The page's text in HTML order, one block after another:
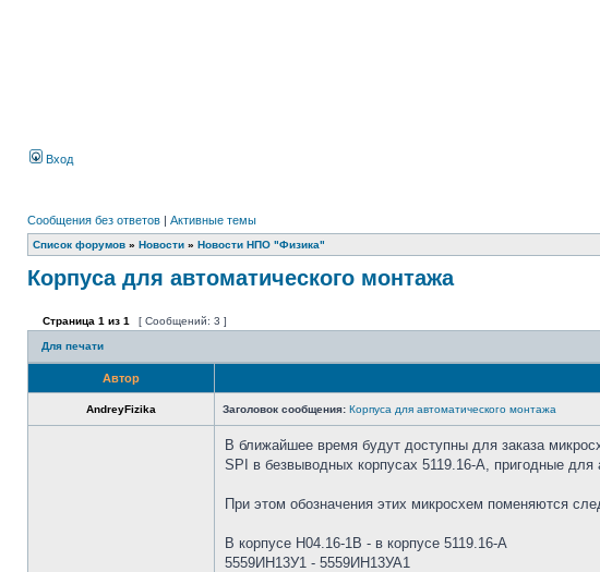
Вход
Сообщения без ответов | Активные темы
Список форумов » Новости » Новости НПО "Физика"
Корпуса для автоматического монтажа
Страница 1 из 1 [ Сообщений: 3 ]
Для печати
Автор
AndreyFizika Заголовок сообщения: Корпуса для автоматического монтажа
В ближайшее время будут доступны для заказа
SPI в безвыводных корпусах 5119.16-А, пригодные для
При этом обозначения этих микросхем поменяются
В корпусе Н04.16-1В - в корпусе 5119.16-А
5559ИН13У1 - 5559ИН13УА1